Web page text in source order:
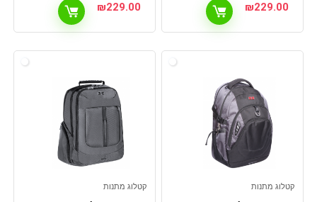
₪229.00
₪229.00
קטלוג מתנות קטלוג מתנות